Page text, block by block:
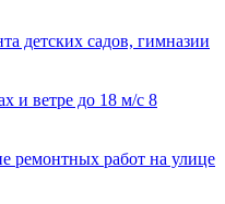
детских садов, гимназии
и ветре до 18 м/с 8
ремонтных работ на улице